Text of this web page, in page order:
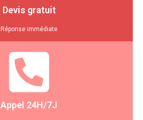
Devis gratuit
Réponse immédiate
Appel 24H/7J